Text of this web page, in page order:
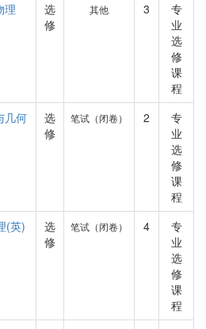
理
选
修
其他 3
专
业
选
修
课
程
几何
选
修
笔试（闭卷） 2
专
业
选
修
课
程
(英)
选
修
笔试（闭卷） 4
专
业
选
修
课
程